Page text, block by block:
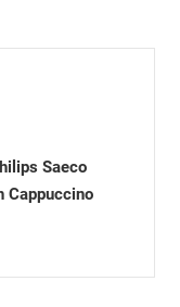
Saeco
Cappuccino